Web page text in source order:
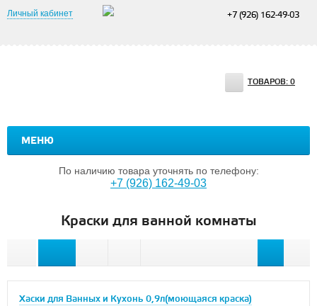
Личный кабинет +7 (926) 162-49-03
МЕНЮ
ТОВАРОВ: 0
По наличию товара уточнять по телефону:
+7 (926) 162-49-03
Краски для ванной комнаты
Хаски для Ванных и Кухонь 0,9л(моющаяся краска)